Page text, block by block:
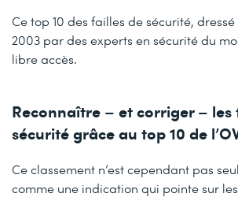
Ce top 10 des failles de sécurité,
2003 par des experts en sécurité du
libre accès.
Reconnaître – et corriger – les
sécurité grâce au top 10 de
Ce classement n’est cependant pas
comme une indication qui pointe sur